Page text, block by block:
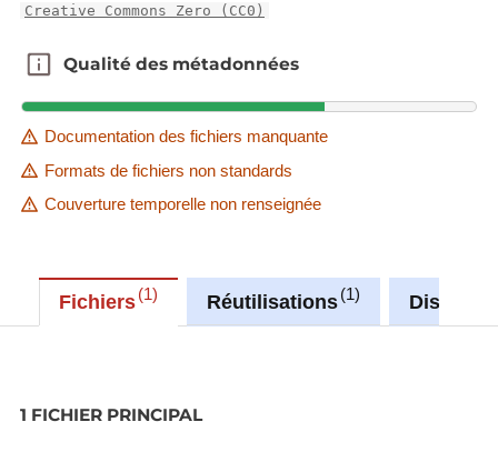
Creative Commons Zero (CC0)
Qualité des métadonnées
Qualité des métadonnées
Documentation des fichiers manquante
Formats de fichiers non standards
Couverture temporelle non renseignée
Fichiers 1 Réutilisations 1
1 FICHIER PRINCIPAL